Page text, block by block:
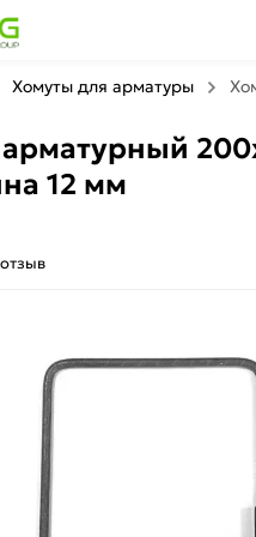
Хомуты для арматуры
12 мм